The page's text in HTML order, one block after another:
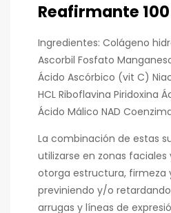
Reafirmante
Ingredientes: Colágeno
Ascorbil Fosfato
Ácido Ascórbico (vit C)
HCL Riboflavina Piridoxina
Ácido Málico NAD
La combinación de estas
utilizarse en zonas
otorga estructura, firmeza
previniendo y/o
arrugas y líneas de